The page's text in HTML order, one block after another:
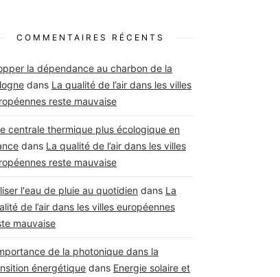
COMMENTAIRES RÉCENTS
la dépendance au charbon de la
dans La qualité de l’air dans les villes
reste mauvaise
centrale thermique plus écologique en
dans La qualité de l’air dans les villes
reste mauvaise
l'eau de pluie au quotidien dans La
de l’air dans les villes européennes
mauvaise
de la photonique dans la
énergétique dans Energie solaire et